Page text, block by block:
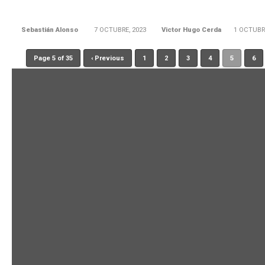
Sebastián Alonso 7 OCTUBRE, 2023 Victor Hugo Cerda 1
Page 5 of 35 ‹ Previous 1 2 3 4 5 6